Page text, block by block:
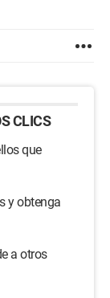
CLICS
que
y obtenga
a otros